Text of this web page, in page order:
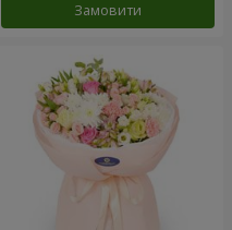
Замовити